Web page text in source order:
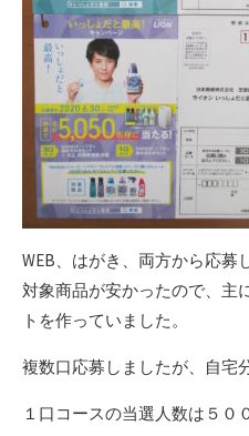
WEB、はがき、両方から応募
対象商品が安かったので、主
トを作っていました。
複数口応募しましたが、自宅
１口コースの当選人数は５０